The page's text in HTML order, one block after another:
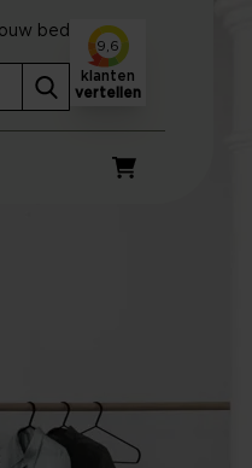
Winkelwagen
bed
9,6
klanten
vertellen